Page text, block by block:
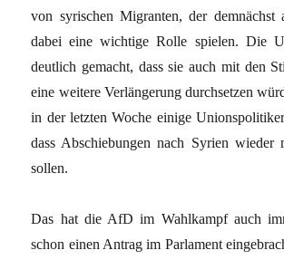
von syrischen Migranten, der demnächst
dabei eine wichtige Rolle spielen. Die
deutlich gemacht, dass sie auch mit den
eine weitere Verlängerung durchsetzen
in der letzten Woche einige
dass Abschiebungen nach Syrien wieder
sollen.
Das hat die AfD im Wahlkampf auch
schon einen Antrag im Parlament